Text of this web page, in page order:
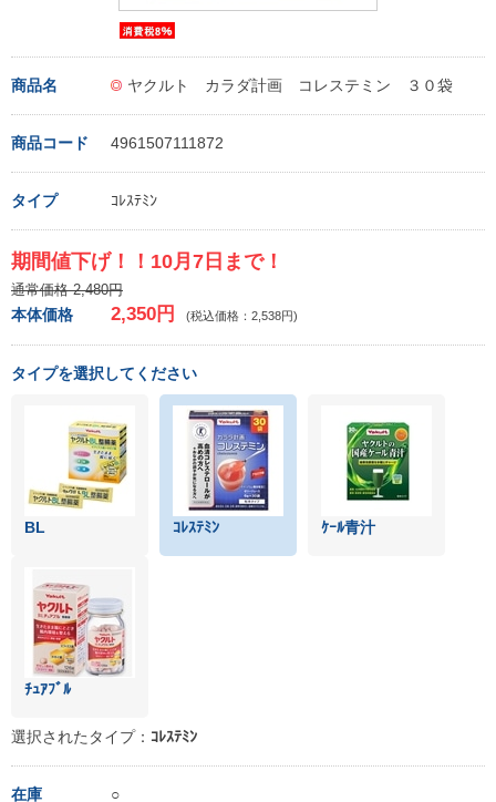
商品名 ヤクルト カラダ計画 コレステミン ３０袋
商品コード 4961507111872
タイプ ｺﾚｽﾃﾐﾝ
期間値下げ！！10月7日まで！
通常価格 2,480円
本体価格 2,350円 (税込価格：2,538円)
タイプを選択してください
BL ｺﾚｽﾃﾐﾝ ｹｰﾙ青汁
ﾁｭｱﾌﾞﾙ
選択されたタイプ： ｺﾚｽﾃﾐﾝ
在庫 ○